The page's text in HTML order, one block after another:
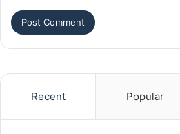
Recent Popular